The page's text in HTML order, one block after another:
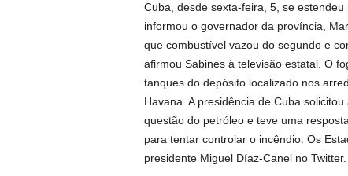
Cuba, desde sexta-feira, 5, se
informou o governador da província,
que combustível vazou do segundo e
afirmou Sabines à televisão estatal. O
tanques do depósito localizado nos
Havana. A presidência de Cuba
questão do petróleo e teve uma
para tentar controlar o incêndio. Os
presidente Miguel Díaz-Canel no Twitter.